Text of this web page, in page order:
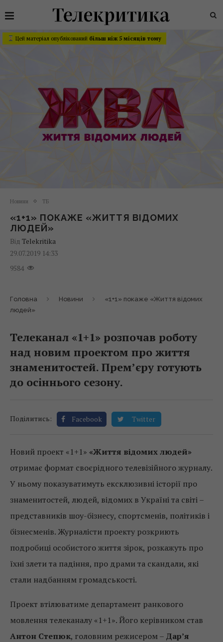
Цей матеріал опублікований більш ніж 5 місяців тому
Новини ТБ
«1+1» ПОКАЖЕ «ЖИТТЯ ВІДОМИХ
ЛЮДЕЙ»
Від Telekritika
29.07.2019 14:33
9584
Головна Новини
«1+1» покаже «Життя відомих
людей»
Телеканал «1+1» розпочав роботу
над новим проектом про життя
знаменитостей. Прем’єру готують
до осіннього сезону.
Поділитись: Facebook Twitter
Новий проект «1+1» «Життя відомих людей»
отримає формат своєрідного телевізійного журналу.
У ньому показуватимуть ексклюзивні історії про
знаменитостей, людей, відомих в Україні та світі –
представників шоу-бізнесу, спортсменів, політиків і
бізнесменів. Журналісти проекту розкриють
подробиці особистого життя зірок, розкажуть про
їхні злети та падіння, про драми та скандали, які
стали надбанням громадськості.
Проект втілюватиме департамент ранкового
мовлення телеканалу «1+1». Його керівником став
Антон Степюк, головним режисером – Дар’я